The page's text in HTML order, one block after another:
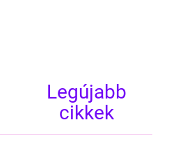
Legújabb
cikkek